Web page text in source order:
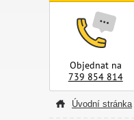
Objednat na
739 854 814
Úvodní stránka